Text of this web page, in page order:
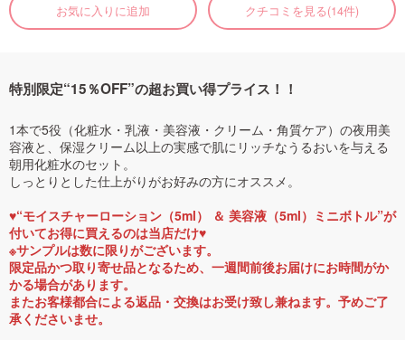
お気に入りに追加 クチコミを見る(14件)
特別限定“15％OFF”の超お買い得プライス！！
1本で5役（化粧水・乳液・美容液・クリーム・角質ケア）の夜用美
容液と、保湿クリーム以上の実感で肌にリッチなうるおいを与える
朝用化粧水のセット。
しっとりとした仕上がりがお好みの方にオススメ。
♥“モイスチャーローション（5ml） ＆ 美容液（5ml）ミニボトル”が
付いてお得に買えるのは当店だけ♥
※サンプルは数に限りがございます。
限定品かつ取り寄せ品となるため、一週間前後お届けにお時間がか
かる場合があります。
またお客様都合による返品・交換はお受け致し兼ねます。予めご了
承くださいませ。